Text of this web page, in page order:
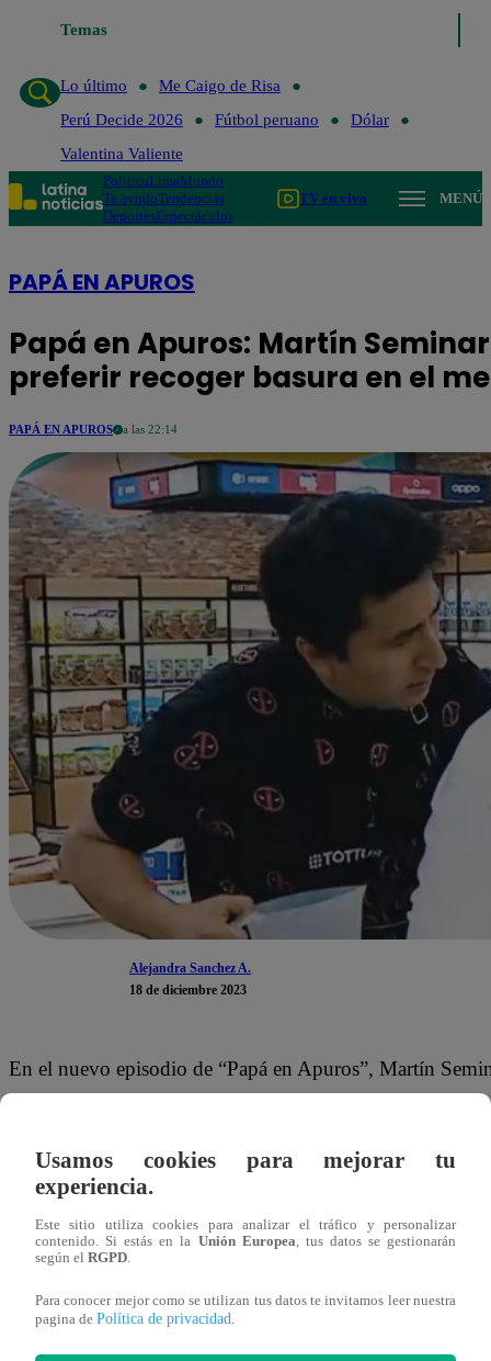
Temas
Lo último
Me Caigo de Risa
Perú Decide 2026
Fútbol peruano
Dólar
Valentina Valiente
PolíticaLimaMundo
Te ayudoTendencias
DeportesEspectáculos
TV en vivo MENÚ
PAPÁ EN APUROS
Papá en Apuros: Martín
preferir recoger basura en el
PAPÁ EN APUROS a las 22:14
Alejandra Sanchez A.
18 de diciembre 2023
En el nuevo episodio de “Papá en Apuros”, Martín
trabajando Ramón para pedirle que regrese a la casa.
Al saber que le había mentido, el Capitán de fragata de
mentirme, Ramón?”, le replicó. Pero Ramón no iba a
acá?”.
Aunque, el comandante parecía no poder perdonar:
Usamos cookies para mejorar tu
experiencia.
Este sitio utiliza cookies para analizar el tráfico y personalizar
contenido. Si estás en la Unión Europea, tus datos se gestionarán
según el RGPD.
Para conocer mejor como se utilizan tus datos te invitamos leer nuestra
pagina de Política de privacidad.